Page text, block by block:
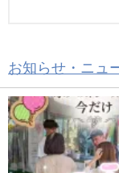
お知らせ・ニュ